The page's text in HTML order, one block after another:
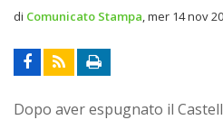
di Comunicato Stampa mer 14 nov
Dopo aver espugnato il